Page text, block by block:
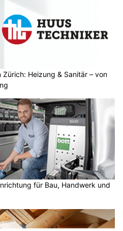
Heizung & Sanitär – von
für Bau, Handwerk und